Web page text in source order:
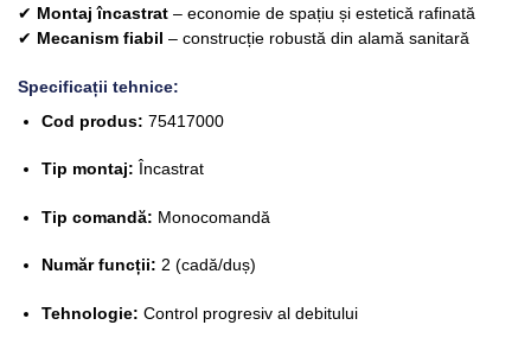
✔ Montaj încastrat – economie de spațiu și estetică rafinată
✔ Mecanism fiabil – construcție robustă din alamă sanitară
Specificații tehnice:
Cod produs: 75417000
Tip montaj: Încastrat
Tip comandă: Monocomandă
Număr funcții: 2 (cadă/duș)
Tehnologie: Control progresiv al debitului